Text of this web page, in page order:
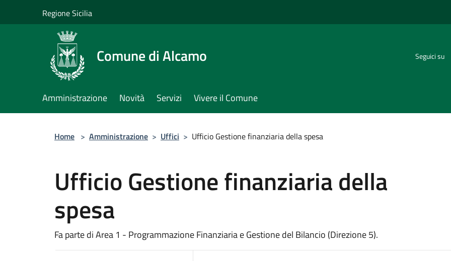
Regione Sicilia
Comune di Alcamo Seguici su
Amministrazione Novità Servizi Vivere il Comune
Home > Amministrazione > Uffici > Ufficio Gestione finanziaria della spesa
Ufficio Gestione finanziaria della
spesa
Fa parte di Area 1 - Programmazione Finanziaria e Gestione del Bilancio (Direzione 5).